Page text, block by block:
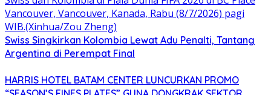
Swiss Singkirkan Kolombia Lewat Adu Penalti, Tantang
Argentina di Perempat Final
HARRIS HOTEL BATAM CENTER LUNCURKAN PROMO